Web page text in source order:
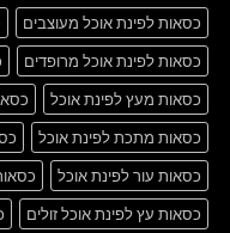
כסאות לפינת אוכל מעוצבים
כסאות לפינת אוכל מרופדים
כסאות מעץ לפינת אוכל
כסאות מתכת לפינת אוכל
כסאות עור לפינת אוכל
כסאות עץ לפינת אוכל זולים